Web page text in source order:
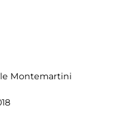
Montemartini